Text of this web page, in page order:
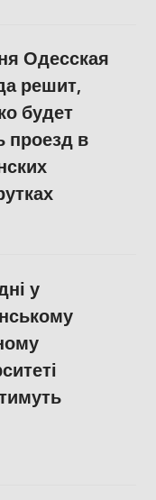
Одесская
решит,
будет
проезд в
у